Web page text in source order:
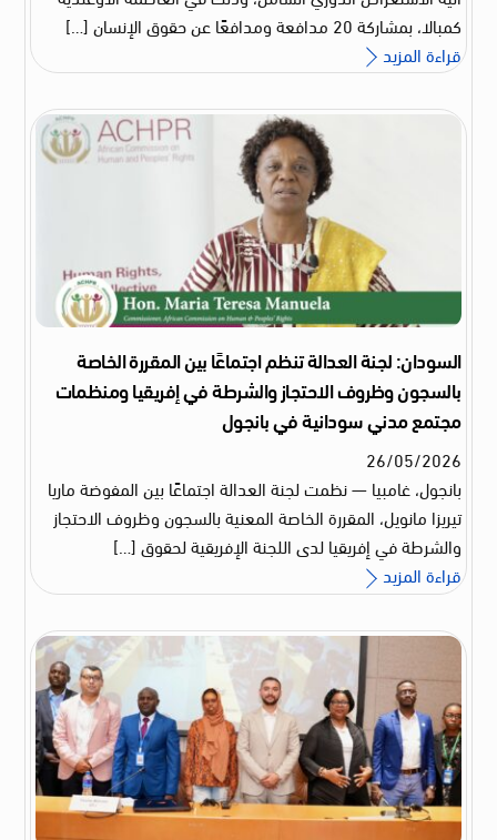
كمبالا، بمشاركة 20 مدافعة ومدافعًا عن حقوق الإنسان […]
قراءة المزيد
السودان: لجنة العدالة تنظم اجتماعًا بين المقررة الخاصة
بالسجون وظروف الاحتجاز والشرطة في إفريقيا ومنظمات
مجتمع مدني سودانية في بانجول
26/05/2026
بانجول، غامبيا — نظمت لجنة العدالة اجتماعًا بين المفوضة ماريا
تيريزا مانويل، المقررة الخاصة المعنية بالسجون وظروف الاحتجاز
والشرطة في إفريقيا لدى اللجنة الإفريقية لحقوق […]
قراءة المزيد